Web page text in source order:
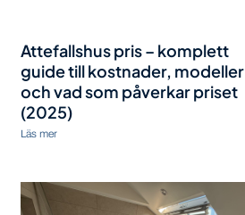
Attefallshus pris – komplett
guide till kostnader, modeller
och vad som påverkar priset
(2025)
Läs mer